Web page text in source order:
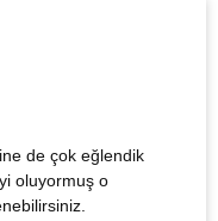
de çok eğlendik
oluyormuş o